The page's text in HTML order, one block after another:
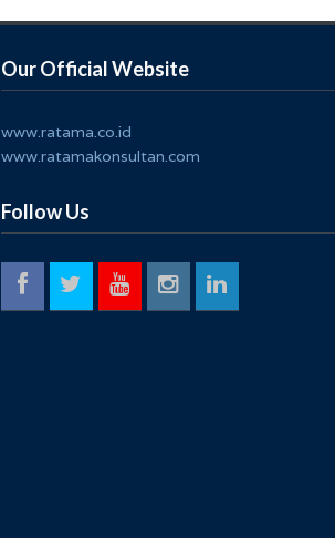
Our Official Website
www.ratama.co.id
www.ratamakonsultan.com
Follow Us